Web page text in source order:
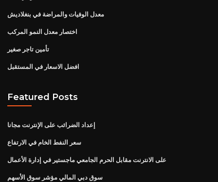
معدل الوفيات والمراضة في بنغلاديش
اختصار معدل النمو المركب
تأمين تاجر صغير
افضل الاسعار في المستقبل
Featured Posts
إعداد الضرائب على الإنترنت مجانا
سعر النفط الخام في الارتفاع
على الانترنت مقابل الحرم الجامعي ماجستير في إدارة الأعمال
سوق دبي المالي مؤشر سوق الأسهم